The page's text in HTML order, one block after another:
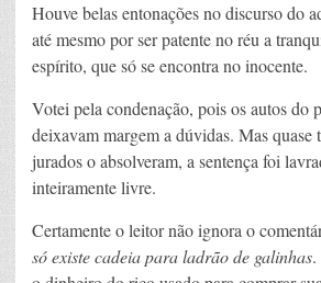
Houve belas entonações no discurso do
até mesmo por ser patente no réu a
espírito, que só se encontra no inocente.
Votei pela condenação, pois os autos do
deixavam margem a dúvidas. Mas quase
jurados o absolveram, a sentença foi
inteiramente livre.
Certamente o leitor não ignora o
só existe cadeia para ladrão de galinhas.